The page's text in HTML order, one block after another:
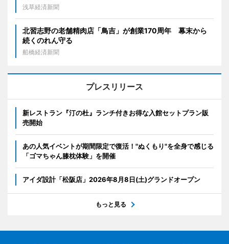
浅草経済新聞
北習志野の老舗精肉店「鳥吉」が創業170周年 幕末から
続くのれん守る
船橋経済新聞
プレスリリース
新レストラン『汀の杜』ランチ付きお得な入館セットプラン販
売開始
あの人気イベントが期間限定で復活！"ぬくもり"を全身で感じる
「ゴマちゃん膝枕体験」を開催
アイダ設計「松阪店」2026年8月8日(土)グランドオープン
もっと見る